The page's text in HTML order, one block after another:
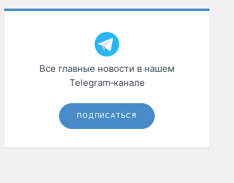
Все главные новости в нашем
Telegram‑канале
ПОДПИСАТЬСЯ